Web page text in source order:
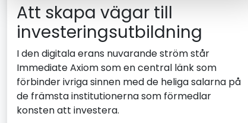
Att skapa vägar till
investeringsutbildning
I den digitala erans nuvarande ström står
Immediate Axiom som en central länk som
förbinder ivriga sinnen med de heliga salarna på
de främsta institutionerna som förmedlar
konsten att investera.